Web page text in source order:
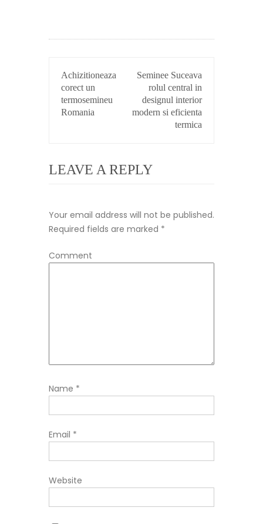
NAVIGATION
Achizitioneaza
corect un
termosemineu
Romania
Seminee Suceava
rolul central in
designul interior
modern si eficienta
termica
LEAVE A REPLY
Your email address will not be published.
Required fields are marked *
Comment
Name *
Email *
Website